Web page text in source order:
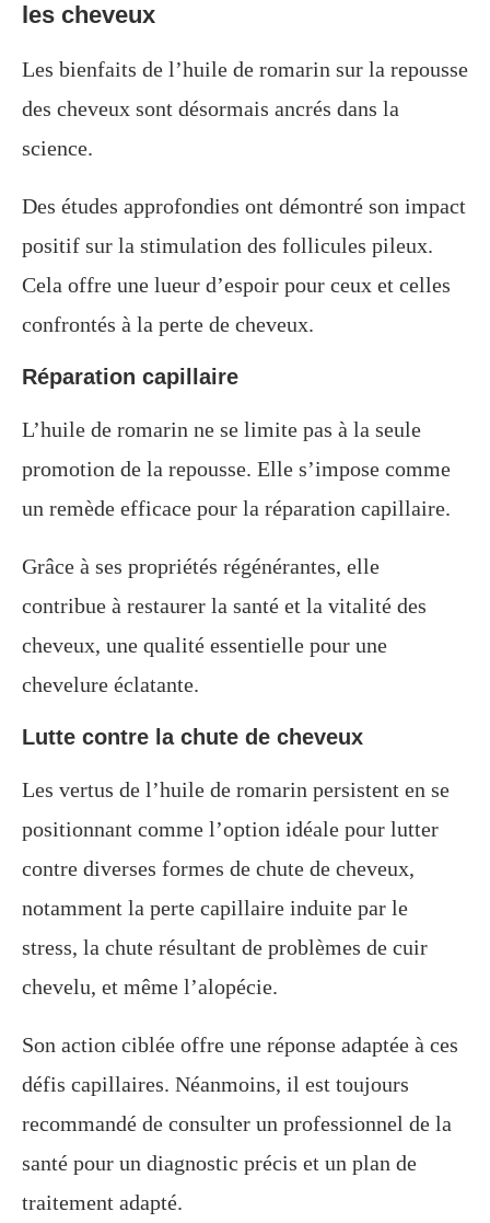
les cheveux
Les bienfaits de l’huile de romarin sur la repousse
des cheveux sont désormais ancrés dans la
science.
Des études approfondies ont démontré son impact
positif sur la stimulation des follicules pileux.
Cela offre une lueur d’espoir pour ceux et celles
confrontés à la perte de cheveux.
Réparation capillaire
L’huile de romarin ne se limite pas à la seule
promotion de la repousse. Elle s’impose comme
un remède efficace pour la réparation capillaire.
Grâce à ses propriétés régénérantes, elle
contribue à restaurer la santé et la vitalité des
cheveux, une qualité essentielle pour une
chevelure éclatante.
Lutte contre la chute de cheveux
Les vertus de l’huile de romarin persistent en se
positionnant comme l’option idéale pour lutter
contre diverses formes de chute de cheveux,
notamment la perte capillaire induite par le
stress, la chute résultant de problèmes de cuir
chevelu, et même l’alopécie.
Son action ciblée offre une réponse adaptée à ces
défis capillaires. Néanmoins, il est toujours
recommandé de consulter un professionnel de la
santé pour un diagnostic précis et un plan de
traitement adapté.